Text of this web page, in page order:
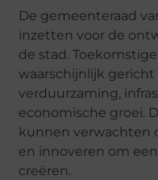
De gemeenteraad
inzetten voor de
de stad.
waarschijnlijk gericht
verduurzaming,
economische groei.
kunnen verwachten
en innoveren om
creëren.